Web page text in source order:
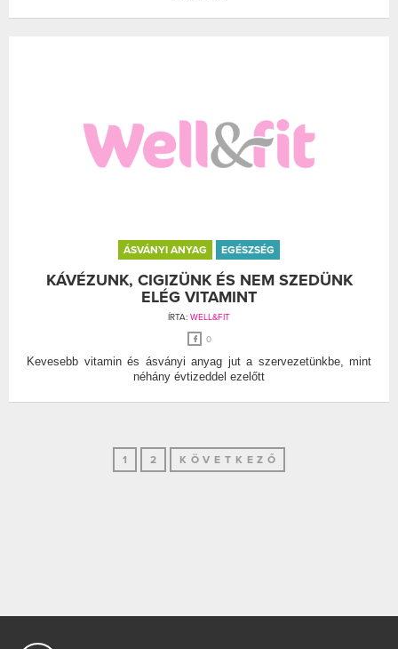
ÁSVÁNYI ANYAG EGÉSZSÉG
KÁVÉZUNK, CIGIZÜNK ÉS NEM SZEDÜNK
ELÉG VITAMINT
ÍRTA: WELL&FIT
0
Kevesebb vitamin és ásványi anyag jut a szervezetünkbe, mint
néhány évtizeddel ezelőtt
1 2 KÖVETKEZŐ